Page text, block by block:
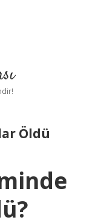
Öldü